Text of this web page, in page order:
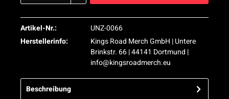
Artikel-Nr.:
UNZ-0066
Herstellerinfo:
Kings Road Merch GmbH | Untere
Brinkstr. 66 | 44141 Dortmund |
info@kingsroadmerch.eu
Beschreibung